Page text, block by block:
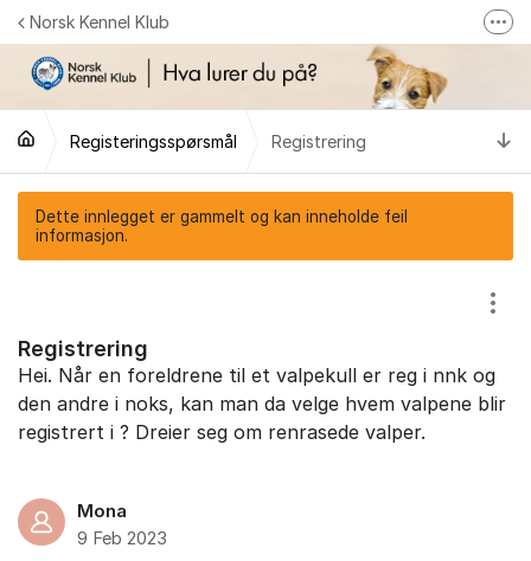
Gå til innhold
Norsk Kennel Klub
Følg oss på Facebook
Følg oss på Instagram
NKK-butikken
Tilbake til NKKs nettsider
Registeringsspørsmål Registrering
Dette innlegget er gammelt og kan inneholde feil
informasjon.
Registrering
Vis/
Hei. Når en foreldrene til et valpekull er reg i nnk og
den andre i noks, kan man da velge hvem valpene blir
registrert i ? Dreier seg om renrasede valper.
Mona
9 Feb 2023